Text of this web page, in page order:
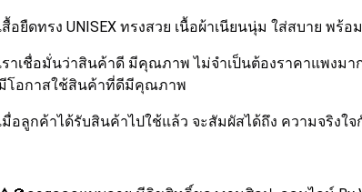
สื้อยืดทรง UNISEX ทรงสวย เนื้อผ้าเนียนนุ่ม ใส่สบาย พร้
ราเชื่อมั่นว่าสินค้าดี มีคุณภาพ ไม่จำเป็นต้องราคาแพงม
โอกาสใช้สินค้าที่ดีมีคุณภาพ
มื่อลูกค้าได้รับสินค้าไปใช้แล้ว จะสัมผัสได้ถึง ความจริงใ